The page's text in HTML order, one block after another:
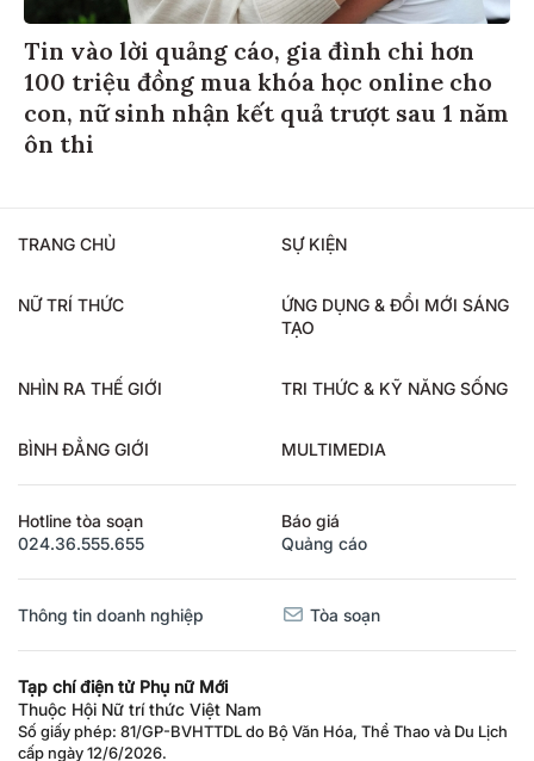
Tin vào lời quảng cáo, gia đình chi hơn
100 triệu đồng mua khóa học online cho
con, nữ sinh nhận kết quả trượt sau 1 năm
ôn thi
TRANG CHỦ SỰ KIỆN
NỮ TRÍ THỨC
ỨNG DỤNG & ĐỔI MỚI SÁNG
TẠO
NHÌN RA THẾ GIỚI TRI THỨC & KỸ NĂNG SỐNG
BÌNH ĐẲNG GIỚI MULTIMEDIA
Hotline tòa soạn
024.36.555.655
Báo giá
Quảng cáo
Thông tin doanh nghiệp Tòa soạn
Tạp chí điện tử Phụ nữ Mới
Thuộc Hội Nữ trí thức Việt Nam
Số giấy phép: 81/GP-BVHTTDL do Bộ Văn Hóa, Thể Thao và Du Lịch
cấp ngày 12/6/2026.